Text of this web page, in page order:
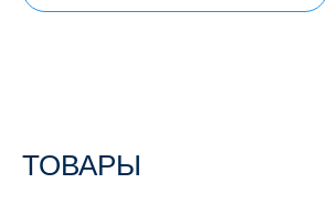
ТОВАРЫ